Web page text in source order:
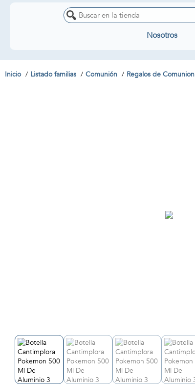
Nosotros
Inicio Listado familias Comunión Regalos de Comunion